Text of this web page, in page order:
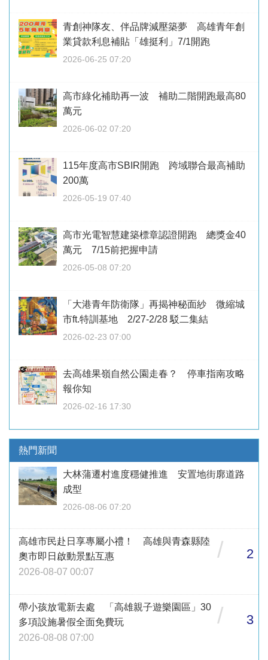
青創神隊友、伴品牌減壓築夢 高雄青年創
業貸款利息補貼「雄挺利」7/1開跑
2026-06-25 07:20
高市綠化補助再一波 補助二階開跑最高80
萬元
2026-06-02 07:20
115年度高市SBIR開跑 跨域聯合最高補助
200萬
2026-05-19 07:40
高市光電智慧建築標章認證開跑 總獎金40
萬元 7/15前把握申請
2026-05-08 07:20
「大港青年防衛隊」再揭神秘面紗 微縮城
市ft.特訓基地 2/27-2/28 駁二集結
2026-02-23 07:00
去高雄果嶺自然公園走春？ 停車指南攻略
報你知
2026-02-16 17:30
熱門新聞
大林蒲遷村進度穩健推進 安置地街廓道路
成型
2026-08-06 07:20
高雄市民赴日享專屬小禮！ 高雄與青森縣陸
奧市即日啟動景點互惠
2026-08-07 00:07
/ 2
帶小孩放電新去處 「高雄親子遊樂園區」30
多項設施暑假全面免費玩
2026-08-08 07:00
/ 3